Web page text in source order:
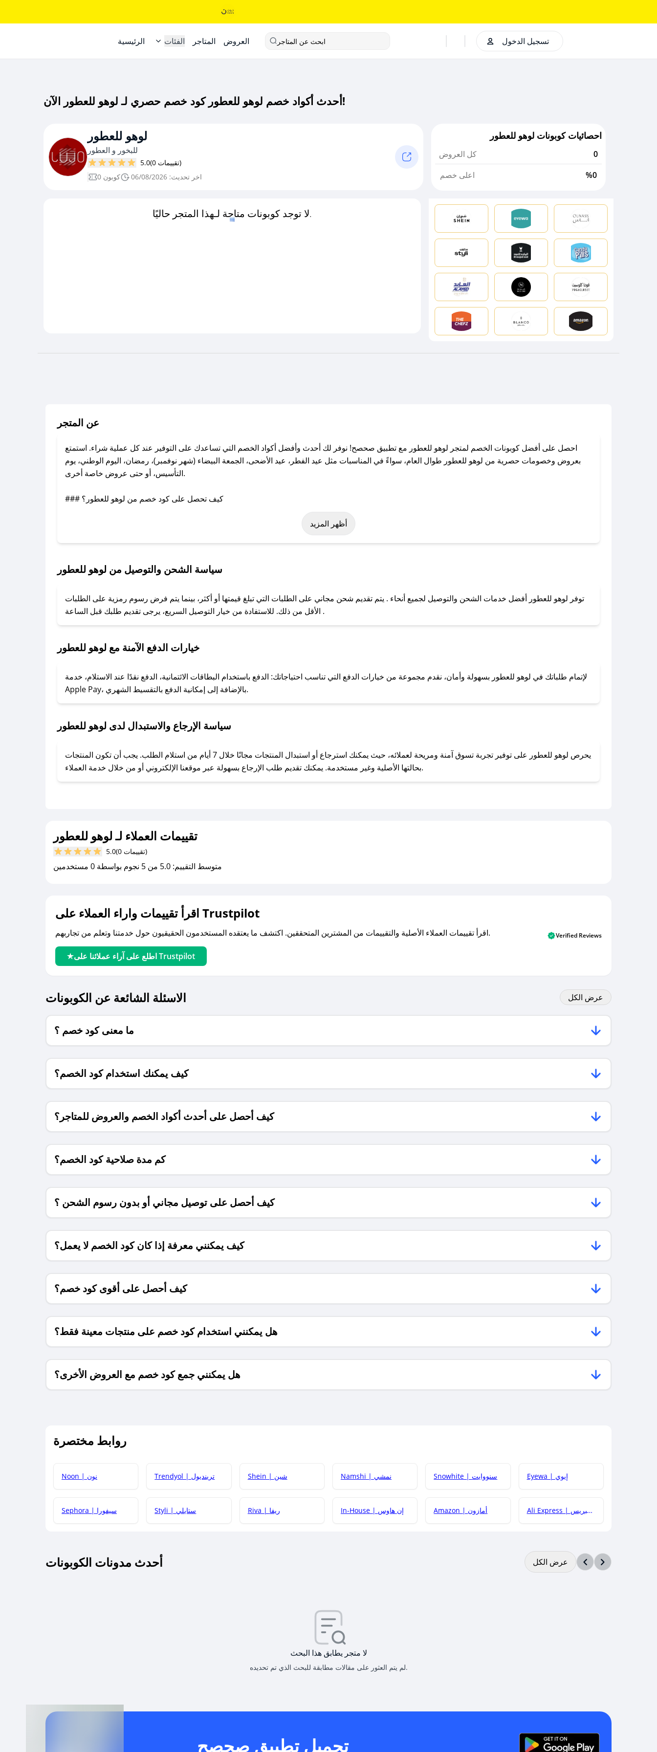
الرئيسية الفئات المتاجر العروض ابحث عن المتاجر تسجيل الدخول
أحدث أكواد خصم لوهو للعطور كود خصم حصري لـ لوهو للعطور الآن!
لوهو للعطور
للبخور و العطور
5.0
(0 تقييمات)
0 كوبون
اخر تحديث: 06/08/2026
احصائيات كوبونات لوهو للعطور
كل العروض
0
اعلى خصم
%0
لا توجد كوبونات متاحة لـهذا المتجر حاليًا.
عن المتجر
احصل على أفضل كوبونات الخصم لمتجر لوهو للعطور مع تطبيق صحصح! نوفر لك أحدث وأفضل أكواد الخصم التي تساعدك على التوفير عند كل عملية شراء. استمتع
بعروض وخصومات حصرية من لوهو للعطور طوال العام، سواءً في المناسبات مثل عيد الفطر، عيد الأضحى، الجمعة البيضاء (شهر نوفمبر)، رمضان، اليوم الوطني، يوم
التأسيس، أو حتى عروض خاصة أخرى.
### كيف تحصل على كود خصم من لوهو للعطور؟
باستخدام تطبيق صحصح، يمكنك العثور بسهولة على كود خصم لوهو للعطور. وفي حال عدم توفر الكوبون، تواصل معنا عبر تويتر أو البريد الإلكتروني لإضافته بسرعة.
لا تقلق! يمكنك التواصل مع فريق دعم صحصح عبر الرسائل الخاصة على تويتر أو البريد الإلكتروني، وسنقوم بحل المشكلة في أسرع وقت ممكن.
### ماذا أفعل إذا لم أجد كود خصم لمتجري المفضل؟
للحصول على كوبونات وخصومات حصرية، قم بما يلي:
- اضغط على أيقونة متابعة لمتجر لوهو للعطور في تطبيق صحصح.
- تابع حسابنا الرسمي على تويتر وقم بتفعيل زر التنبيهات.
أظهر المزيد
سياسة الشحن والتوصيل من لوهو للعطور
توفر لوهو للعطور أفضل خدمات الشحن والتوصيل لجميع أنحاء . يتم تقديم شحن مجاني على الطلبات التي تبلغ قيمتها أو أكثر، بينما يتم فرض رسوم رمزية على الطلبات
الأقل من ذلك. للاستفادة من خيار التوصيل السريع، يرجى تقديم طلبك قبل الساعة .
خيارات الدفع الآمنة مع لوهو للعطور
لإتمام طلباتك في لوهو للعطور بسهولة وأمان، نقدم مجموعة من خيارات الدفع التي تناسب احتياجاتك: الدفع باستخدام البطاقات الائتمانية، الدفع نقدًا عند الاستلام، خدمة
Apple Pay، بالإضافة إلى إمكانية الدفع بالتقسيط الشهري.
سياسة الإرجاع والاستبدال لدى لوهو للعطور
يحرص لوهو للعطور على توفير تجربة تسوق آمنة ومريحة لعملائه، حيث يمكنك استرجاع أو استبدال المنتجات مجانًا خلال 7 أيام من استلام الطلب. يجب أن تكون المنتجات
بحالتها الأصلية وغير مستخدمة. يمكنك تقديم طلب الإرجاع بسهولة عبر موقعنا الإلكتروني أو من خلال خدمة العملاء.
تقييمات العملاء لـ لوهو للعطور
5.0 (0 تقييمات)
متوسط التقييم: 5.0 من 5 نجوم بواسطة 0 مستخدمين
اقرأ تقييمات واراء العملاء على Trustpilot
اقرأ تقييمات العملاء الأصلية والتقييمات من المشترين المتحققين. اكتشف ما يعتقده المستخدمون الحقيقيون حول خدمتنا وتعلم من تجاربهم.
اطلع على آراء عملائنا على Trustpilot
Verified Reviews
الاسئلة الشائعة عن الكوبونات عرض الكل
ما معنى كود خصم ؟
كيف يمكنك استخدام كود الخصم؟
كيف أحصل على أحدث أكواد الخصم والعروض للمتاجر؟
كم مدة صلاحية كود الخصم؟
كيف أحصل على توصيل مجاني أو بدون رسوم الشحن ؟
كيف يمكنني معرفة إذا كان كود الخصم لا يعمل؟
كيف أحصل على أقوى كود خصم؟
هل يمكنني استخدام كود خصم على منتجات معينة فقط؟
هل يمكنني جمع كود خصم مع العروض الأخرى؟
روابط مختصرة
Noon | نون Trendyol | ترينديول Shein | شين Namshi | نمشي Snowhite | سنووايت Eyewa | إيوي
Sephora | سيفورا Styli | ستايلي Riva | ريفا In-House | إن هاوس Amazon | أمازون Ali Express | علي إكسبريس
أحدث مدونات الكوبونات عرض الكل
لا متجر يطابق هذا البحث
لم يتم العثور على مقالات مطابقة للبحث الذي تم تحديده.
تحميل تطبيق صحصح